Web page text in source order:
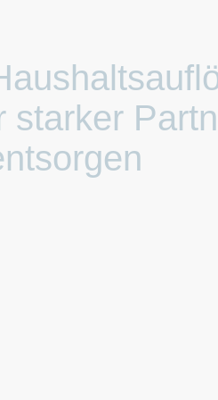
starker